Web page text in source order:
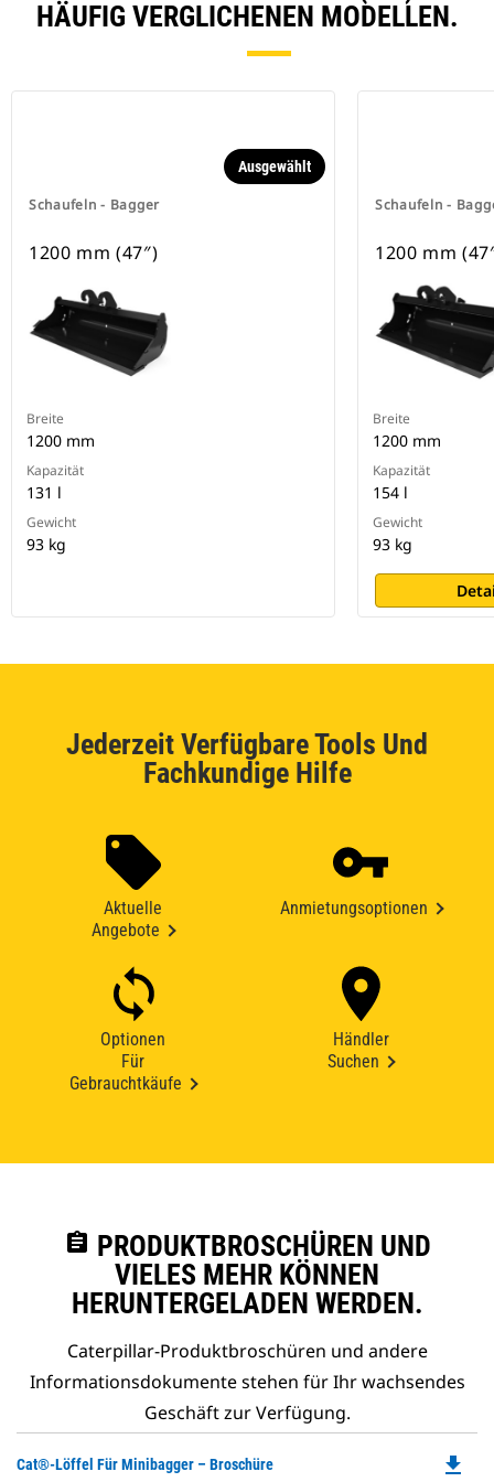
HÄUFIG VERGLICHENEN MODELLEN.
Schaufeln - Bagger
Ausgewählt
1200 mm (47″)
Breite
1200 mm
Kapazität
131 l
Gewicht
93 kg
Schaufeln -
1200 mm
Breite
1200 mm
Kapazität
154 l
Gewicht
93 kg
Jederzeit Verfügbare Tools Und
Fachkundige Hilfe
Aktuelle
Angebote
Anmietungsoptionen
Optionen
Für
Gebrauchtkäufe
Händler
Suchen
assignment PRODUKTBROSCHÜREN UND
VIELES MEHR KÖNNEN
HERUNTERGELADEN WERDEN.
Caterpillar-Produktbroschüren und andere
Informationsdokumente stehen für Ihr wachsendes
Geschäft zur Verfügung.
Cat®-Löffel Für Minibagger – Broschüre file_download